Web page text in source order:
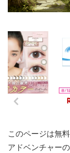
このページは無
アドベンチャー